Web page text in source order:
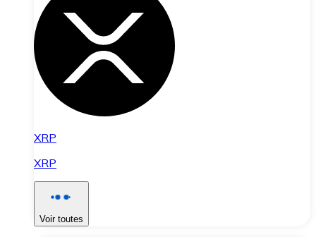
XRP
XRP
Voir toutes